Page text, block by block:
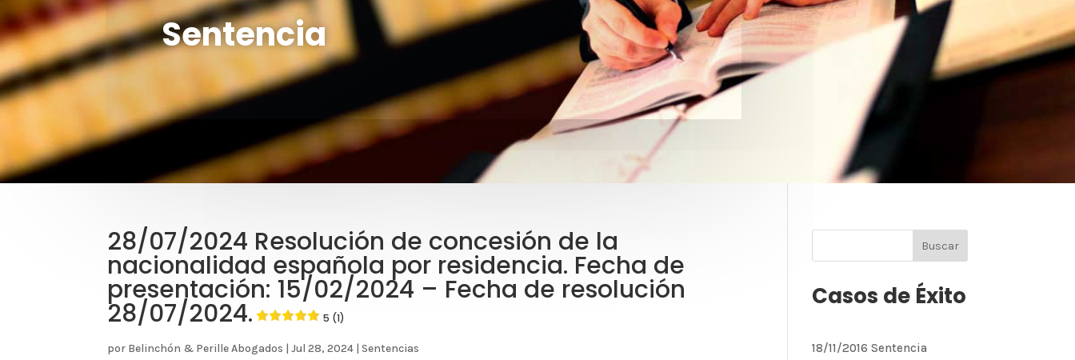
Sentencia
28/07/2024 Resolución de concesión de la
nacionalidad española por residencia. Fecha de
presentación: 15/02/2024 – Fecha de resolución
28/07/2024. 5 (1)
por Belinchón & Perille Abogados |Jul 28, 2024 |Sentencias
Casos de Éxito
18/11/2016 Sentencia